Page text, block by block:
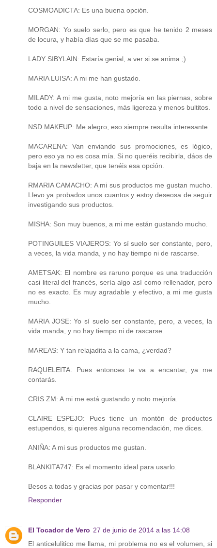
COSMOADICTA: Es una buena opción.
MORGAN: Yo suelo serlo, pero es que he tenido 2 meses
de locura, y había días que se me pasaba.
LADY SIBYLAIN: Estaría genial, a ver si se anima ;)
MARIA LUISA: A mi me han gustado.
MILADY: A mi me gusta, noto mejoría en las piernas, sobre
todo a nivel de sensaciones, más ligereza y menos bultitos.
NSD MAKEUP: Me alegro, eso siempre resulta interesante.
MACARENA: Van enviando sus promociones, es lógico,
pero eso ya no es cosa mía. Si no queréis recibirla, dáos de
baja en la newsletter, que tenéis esa opción.
RMARIA CAMACHO: A mi sus productos me gustan mucho.
Llevo ya probados unos cuantos y estoy deseosa de seguir
investigando sus productos.
MISHA: Son muy buenos, a mi me están gustando mucho.
POTINGUILES VIAJEROS: Yo sí suelo ser constante, pero,
a veces, la vida manda, y no hay tiempo ni de rascarse.
AMETSAK: El nombre es raruno porque es una traducción
casi literal del francés, sería algo así como rellenador, pero
no es exacto. Es muy agradable y efectivo, a mi me gusta
mucho.
MARIA JOSE: Yo sí suelo ser constante, pero, a veces, la
vida manda, y no hay tiempo ni de rascarse.
MAREAS: Y tan relajadita a la cama, ¿verdad?
RAQUELEITA: Pues entonces te va a encantar, ya me
contarás.
CRIS ZM: A mi me está gustando y noto mejoría.
CLAIRE ESPEJO: Pues tiene un montón de productos
estupendos, si quieres alguna recomendación, me dices.
ANIÑA: A mi sus productos me gustan.
BLANKITA747: Es el momento ideal para usarlo.
Besos a todas y gracias por pasar y comentar!!!
Responder
El Tocador de Vero 27 de junio de 2014 a las 14:08
El anticelulitico me llama, mi problema no es el volumen, si